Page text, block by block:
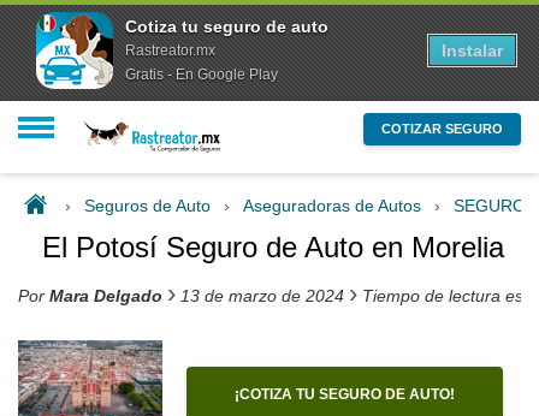
COTIZAR SEGURO
› Seguros de Auto › Aseguradoras de Autos ›
El Potosí Seguro de Auto en Morelia
Por Mara Delgado › 13 de marzo de 2024 › Tiempo de lectura
¡COTIZA TU SEGURO DE AUTO!
Cotiza tu seguro de auto
Rastreator.mx
Gratis - En Google Play
Instalar